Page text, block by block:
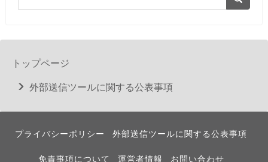
トップページ
外部送信ツールに関する公表事項
プライバシーポリシー 外部送信ツールに関する公表事項
免責事項について 運営者情報 お問い合わせ